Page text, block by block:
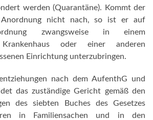
werden (Quarantäne). Kommt der
Anordnung nicht nach, so ist er auf
zwangsweise in einem
Krankenhaus oder einer anderen
Einrichtung unterzubringen.
nach dem AufenthG und
das zuständige Gericht gemäß den
des siebten Buches des Gesetzes
in Familiensachen und in den